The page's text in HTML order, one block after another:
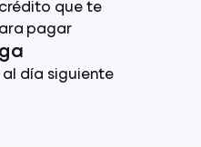
que te
pagar
día siguiente